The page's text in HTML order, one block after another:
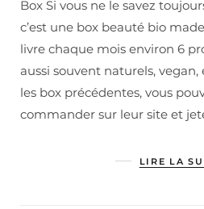
Box Si vous ne le savez
c’est une box beauté bio
livre chaque mois environ 6
aussi souvent naturels, vegan,
les box précédentes, vous
commander sur leur site et
LIRE LA